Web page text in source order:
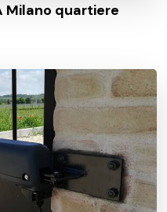
Milano quartiere